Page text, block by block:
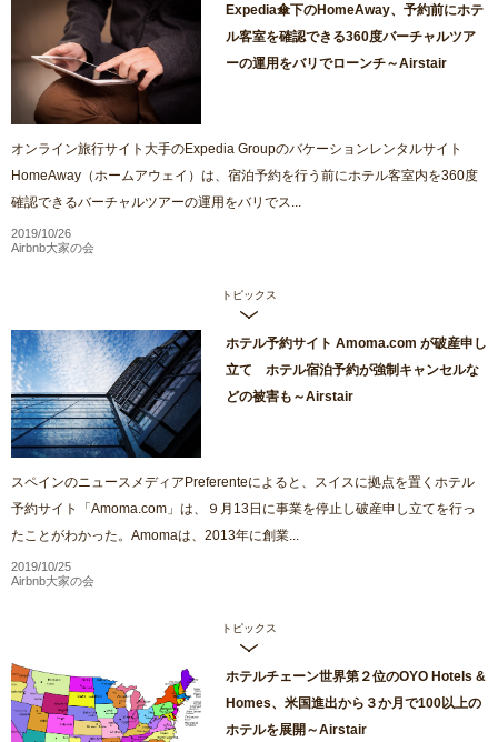
Expedia傘下のHomeAway、予約前にホテ
ル客室を確認できる360度バーチャルツア
ーの運用をバリでローンチ～Airstair
オンライン旅行サイト大手のExpedia Groupのバケーションレンタルサイト
HomeAway（ホームアウェイ）は、宿泊予約を行う前にホテル客室内を360度
確認できるバーチャルツアーの運用をバリでス...
2019/10/26
Airbnb大家の会
トピックス
ホテル予約サイト Amoma.com が破産申し
立て ホテル宿泊予約が強制キャンセルな
どの被害も～Airstair
スペインのニュースメディアPreferenteによると、スイスに拠点を置くホテル
予約サイト「Amoma.com」は、９月13日に事業を停止し破産申し立てを行っ
たことがわかった。Amomaは、2013年に創業...
2019/10/25
Airbnb大家の会
トピックス
ホテルチェーン世界第２位のOYO Hotels &
Homes、米国進出から３か月で100以上の
ホテルを展開～Airstair